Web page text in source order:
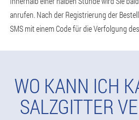
anrufen. Nach der Registrierung der
SMS mit einem Code für die Verfolgung
WO KANN ICH
SALZGITTER